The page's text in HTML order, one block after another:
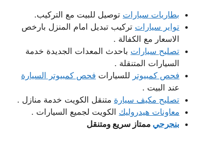
بطاريات سيارات توصيل للبيت مع التركيب.
تواير سيارات تركيب تبديل امام المنزل بارخص
الاسعار مع الكفالة .
تصليح سيارات باحدث المعدات الجديدة خدمة
السيارات المتنقلة .
فحص كمبيوتر للسيارات فحص كمبيوتر السيارة
عند البيت .
تصليح مكيف سيارة متنقل الكويت خدمة منازل .
معاونات هيدروليك الكويت لجميع السيارات .
بنجرجي ممتاز سريع ومتنقل